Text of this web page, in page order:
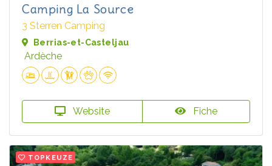
Camping La Source
3 Sterren Camping
Berrias-et-Casteljau
Ardèche
Website Fiche
TOPKEUZE